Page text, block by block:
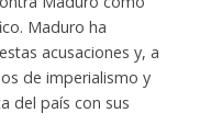
Maduro ha
acusaciones y, a
de imperialismo y
del país con sus